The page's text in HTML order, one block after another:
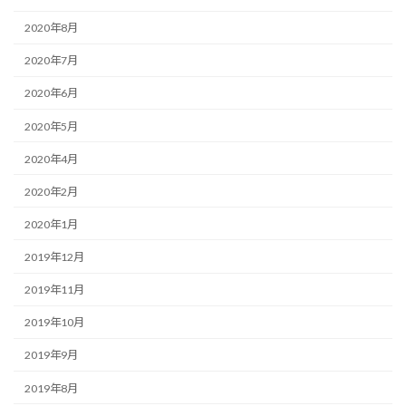
2020年8月
2020年7月
2020年6月
2020年5月
2020年4月
2020年2月
2020年1月
2019年12月
2019年11月
2019年10月
2019年9月
2019年8月